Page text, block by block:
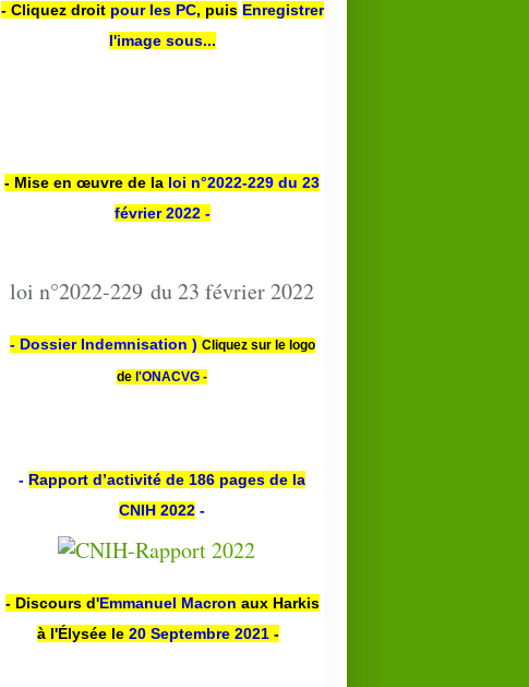
- Cliquez droit pour les PC, puis Enregistrer
l'image sous...
- Mise en œuvre de la loi n°2022-229 du 23
février 2022 -
loi n°2022-229 du 23 février 2022
- Dossier Indemnisation ) Cliquez sur le logo
de l'ONACVG -
- Rapport d’activité de 186 pages de la
CNIH 2022 -
- Discours d'Emmanuel Macron aux Harkis
à l'Élysée le 20 Septembre 2021 -